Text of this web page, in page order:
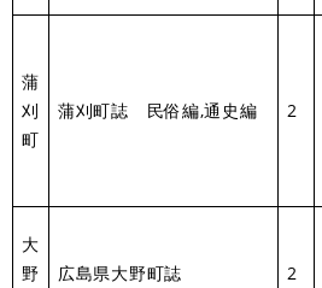
蒲
刈
町
蒲刈町誌 民俗編,通史編 2
大
野
広島県大野町誌 2